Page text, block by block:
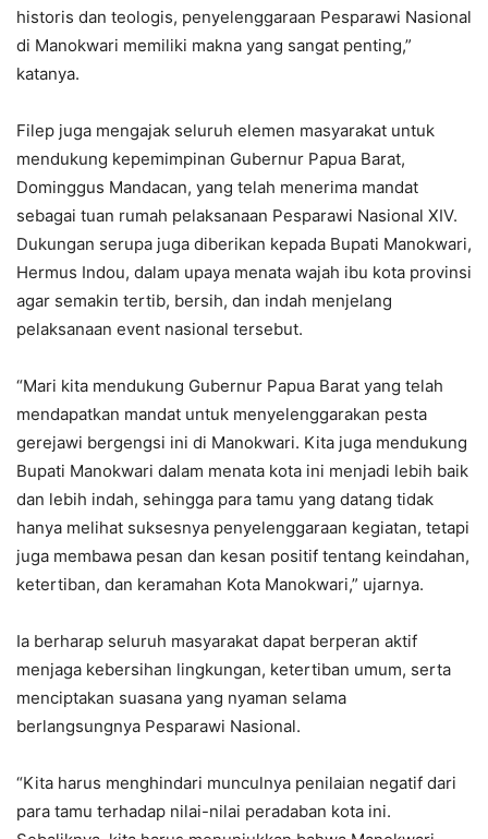
historis dan teologis, penyelenggaraan Pesparawi Nasional
di Manokwari memiliki makna yang sangat penting,”
katanya.
Filep juga mengajak seluruh elemen masyarakat untuk
mendukung kepemimpinan Gubernur Papua Barat,
Dominggus Mandacan, yang telah menerima mandat
sebagai tuan rumah pelaksanaan Pesparawi Nasional XIV.
Dukungan serupa juga diberikan kepada Bupati Manokwari,
Hermus Indou, dalam upaya menata wajah ibu kota provinsi
agar semakin tertib, bersih, dan indah menjelang
pelaksanaan event nasional tersebut.
“Mari kita mendukung Gubernur Papua Barat yang telah
mendapatkan mandat untuk menyelenggarakan pesta
gerejawi bergengsi ini di Manokwari. Kita juga mendukung
Bupati Manokwari dalam menata kota ini menjadi lebih baik
dan lebih indah, sehingga para tamu yang datang tidak
hanya melihat suksesnya penyelenggaraan kegiatan, tetapi
juga membawa pesan dan kesan positif tentang keindahan,
ketertiban, dan keramahan Kota Manokwari,” ujarnya.
Ia berharap seluruh masyarakat dapat berperan aktif
menjaga kebersihan lingkungan, ketertiban umum, serta
menciptakan suasana yang nyaman selama
berlangsungnya Pesparawi Nasional.
“Kita harus menghindari munculnya penilaian negatif dari
para tamu terhadap nilai-nilai peradaban kota ini.